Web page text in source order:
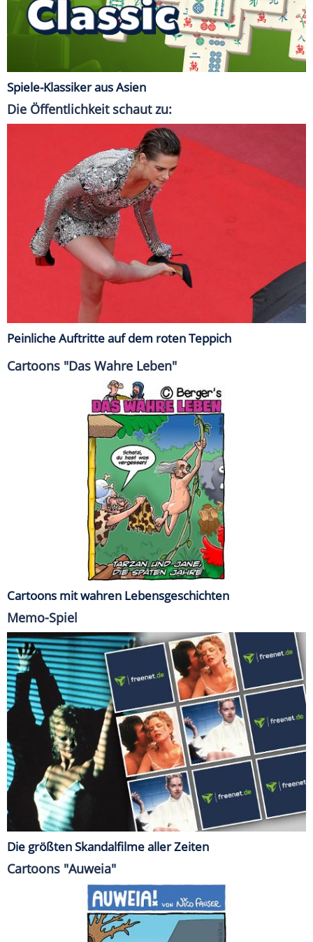
Spiele-Klassiker aus Asien
Die Öffentlichkeit schaut zu:
Peinliche Auftritte auf dem roten Teppich
Cartoons "Das Wahre Leben"
Cartoons mit wahren Lebensgeschichten
Memo-Spiel
Die größten Skandalfilme aller Zeiten
Cartoons "Auweia"